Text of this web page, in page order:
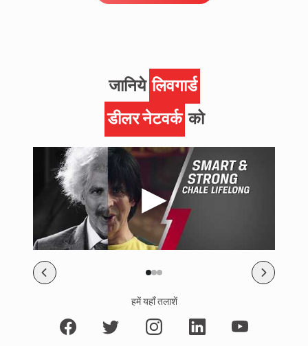
जानियेलिवगार्ड
डीलर नेटवर्क को
हमें यहाँ तलाशें